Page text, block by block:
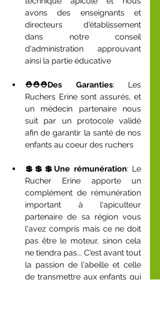
avons des enseignants et
directeurs d'établissement
dans notre conseil
d'administration approuvant
ainsi la partie éducative
⛑️⛑️⛑️Des Garanties: Les
Ruchers Erine sont assurés, et
un médecin partenaire nous
suit par un protocole validé
afin de garantir la santé de nos
enfants au coeur des ruchers
💲💲💲Une rémunération: Le
Rucher Erine apporte un
complément de rémunération
important à l'apiculteur
partenaire de sa région vous
l'avez compris mais ce ne doit
pas être le moteur, sinon cela
ne tiendra pas... C'est avant tout
la passion de l'abeille et celle
de transmettre aux enfants qui